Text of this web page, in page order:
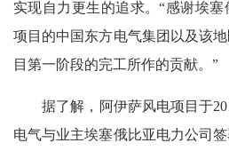
实现自力更生的追求。“感谢埃
项目的中国东方电气集团以及该
目第一阶段的完工所作的贡献。”
据了解，阿伊萨风电项目于
电气与业主埃塞俄比亚电力公司